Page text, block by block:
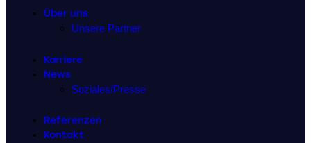
Über uns
Unsere Partner
Karriere
News
Soziales/Presse
Referenzen
Kontakt